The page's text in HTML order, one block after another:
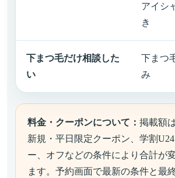
アイシ
き
下まつ毛だけ相談した
い
下まつ
み
料金・クーポンについて：掲載額
新規・平日限定クーポン、学割
ー、オフなどの条件により合計が
ます。予約画面で最新の条件と最